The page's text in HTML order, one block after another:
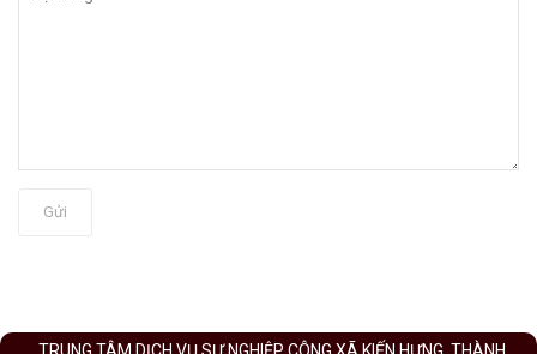
Gửi
TRUNG TÂM DỊCH VỤ SỰ NGHIỆP CÔNG XÃ KIẾN HƯNG, THÀNH